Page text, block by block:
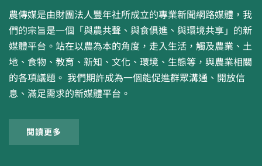
農傳媒是由財團法人豐年社所成立的專業新聞網路媒體，我
們的宗旨是一個「與農共聲、與食俱進、與環境共享」的新
媒體平台。站在以農為本的角度，走入生活，觸及農業、土
地、食物、教育、新知、文化、環境、生態等，與農業相關
的各項議題。 我們期許成為一個能促進群眾溝通、開放信
息、滿足需求的新媒體平台。
閱讀更多